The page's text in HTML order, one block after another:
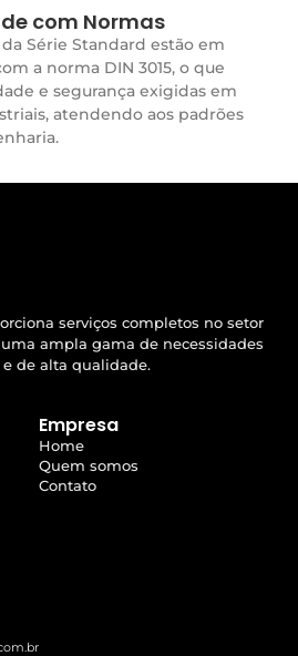
com Normas
Série Standard estão em
a norma DIN 3015, o que
e segurança exigidas em
atendendo aos padrões
serviços completos no setor
ampla gama de necessidades
e de alta qualidade.
Empresa
Home
Quem somos
Contato